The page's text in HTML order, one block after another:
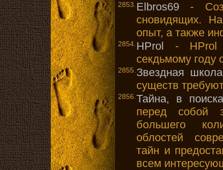
2853. Elbros69 -
сновидящих.
опыт, а также
2854. HProl - HProl
секдьмому году
2855. Звездная
существ
2856. Тайна, в
перед собой
большего
облостей
тайн и
всем